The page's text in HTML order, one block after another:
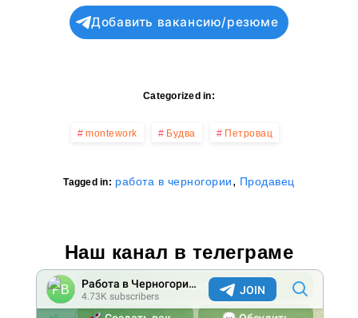
Добавить вакансию/резюме
Categorized in:
montework Будва Петровац
Tagged in: работа в черногории, Продавец
Наш канал в телеграме